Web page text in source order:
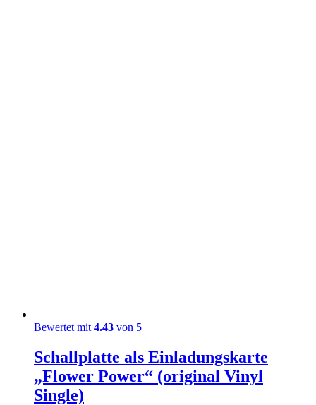
Bewertet mit 4.43 von 5
Schallplatte als Einladungskarte
„Flower Power“ (original Vinyl
Single)